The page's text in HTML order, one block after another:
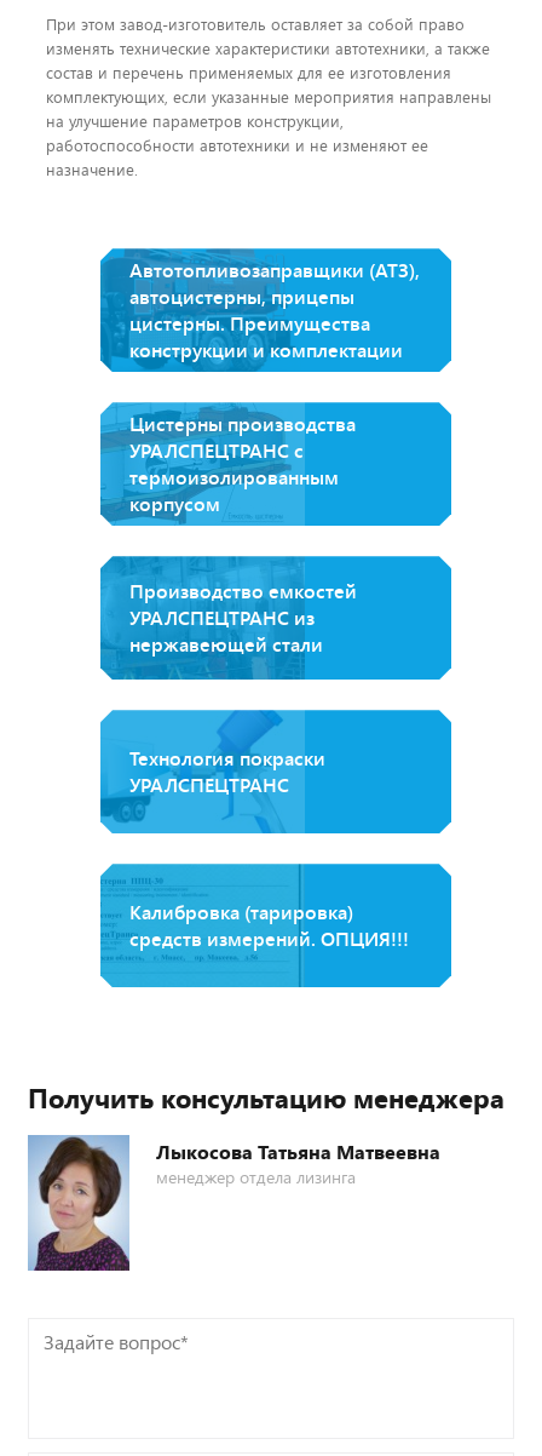
При этом завод-изготовитель оставляет за собой право
изменять технические характеристики автотехники, а также
состав и перечень применяемых для ее изготовления
комплектующих, если указанные мероприятия направлены
на улучшение параметров конструкции,
работоспособности автотехники и не изменяют ее
назначение.
Автотопливозаправщики (АТЗ),
автоцистерны, прицепы
цистерны. Преимущества
конструкции и комплектации
Цистерны производства
УРАЛСПЕЦТРАНС с
термоизолированным
корпусом
Производство емкостей
УРАЛСПЕЦТРАНС из
нержавеющей стали
Технология покраски
УРАЛСПЕЦТРАНС
Калибровка (тарировка)
средств измерений. ОПЦИЯ!!!
Получить консультацию менеджера
Лыкосова Татьяна Матвеевна
менеджер отдела лизинга
Задайте